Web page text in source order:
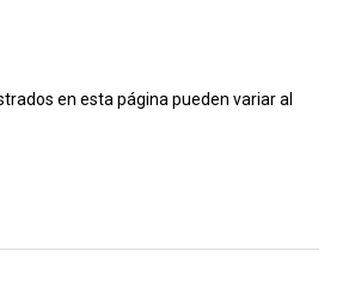
en esta página pueden variar al